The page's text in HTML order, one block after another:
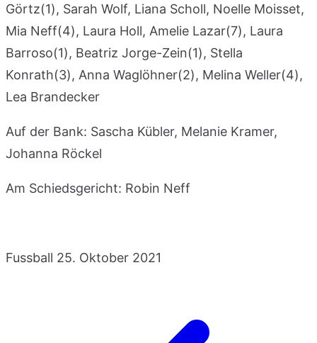
Görtz(1), Sarah Wolf, Liana Scholl, Noelle Moisset,
Mia Neff(4), Laura Holl, Amelie Lazar(7), Laura
Barroso(1), Beatriz Jorge-Zein(1), Stella
Konrath(3), Anna Waglöhner(2), Melina Weller(4),
Lea Brandecker
Auf der Bank: Sascha Kübler, Melanie Kramer,
Johanna Röckel
Am Schiedsgericht: Robin Neff
Fussball 25. Oktober 2021